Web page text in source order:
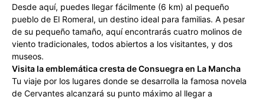
Desde aquí, puedes llegar fácilmente (6 km) al pequeño
pueblo de El Romeral, un destino ideal para familias. A pesar
de su pequeño tamaño, aquí encontrarás cuatro molinos de
viento tradicionales, todos abiertos a los visitantes, y dos
museos.
Visita la emblemática cresta de Consuegra en La Mancha
Tu viaje por los lugares donde se desarrolla la famosa novela
de Cervantes alcanzará su punto máximo al llegar a